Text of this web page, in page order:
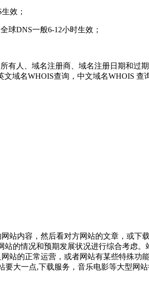
效；
球DNS一般6-12小时生效；
人、域名注册商、域名注册日期和过
域名WHOIS查询，中文域名WHOIS 查
站内容，然后看对方网站的文章，或下
的情况和预期发展状况进行综合考虑。
的正常运营，或者网站有某些特殊功
大一点,下载服务，音乐电影等大型网